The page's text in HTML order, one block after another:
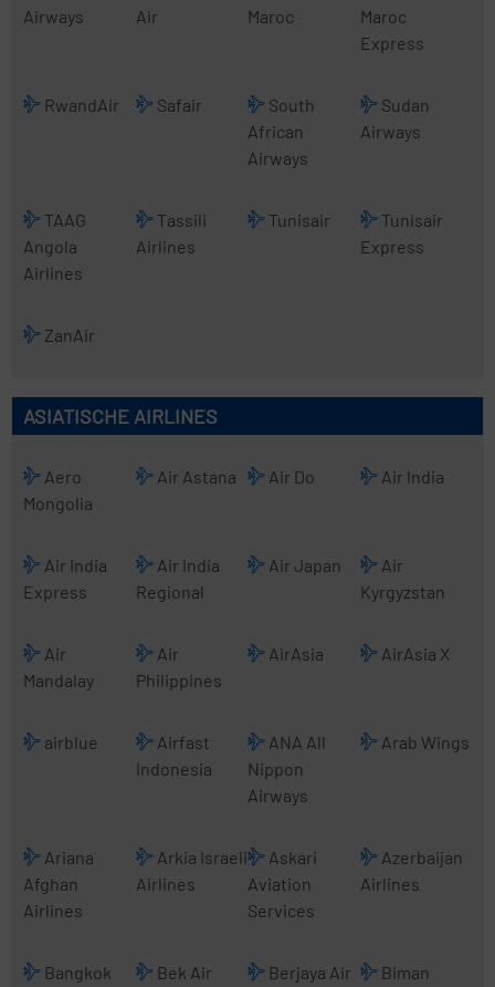
Airways Air Maroc
Maroc
Express
RwandAir Safair
South
African
Airways
Sudan
Airways
TAAG
Angola
Airlines
Tassili
Airlines
Tunisair
Tunisair
Express
ZanAir
ASIATISCHE AIRLINES
Aero
Mongolia
Air Astana Air Do Air India
Air India
Express
Air India
Regional
Air Japan
Air
Kyrgyzstan
Air
Mandalay
Air
Philippines
AirAsia AirAsia X
airblue
Airfast
Indonesia
ANA All
Nippon
Airways
Arab Wings
Ariana
Afghan
Airlines
Arkia Israeli
Airlines
Askari
Aviation
Services
Azerbaijan
Airlines
Bangkok
Bek Air Berjaya Air
Biman